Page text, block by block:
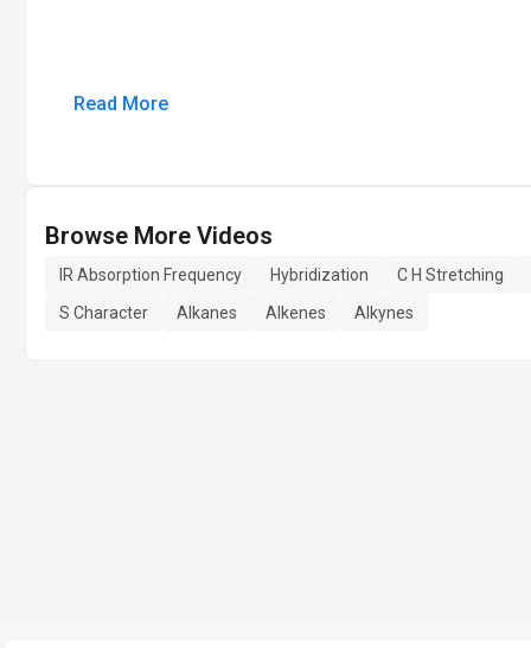
Read More
Browse More Videos
IR Absorption Frequency Hybridization
C H Stretching
S Character
Alkanes Alkenes Alkynes